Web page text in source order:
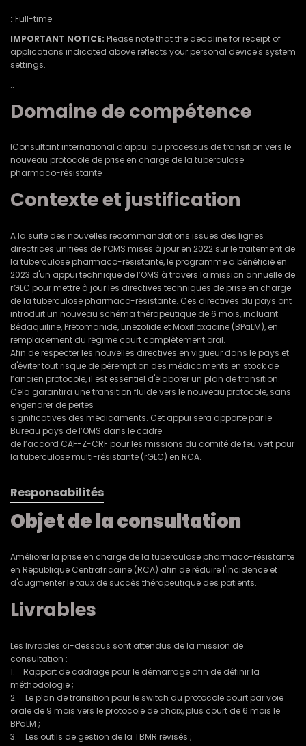
: Full-time
IMPORTANT NOTICE: Please note that the deadline for receipt of
applications indicated above reflects your personal device's system
settings.
..
Domaine de compétence
IConsultant international d'appui au processus de transition vers le
nouveau protocole de prise en charge de la tuberculose
pharmaco-résistante
Contexte et justification
A la suite des nouvelles recommandations issues des lignes
directrices unifiées de l’OMS mises à jour en 2022 sur le traitement de
la tuberculose pharmaco-résistante, le programme a bénéficié en
2023 d'un appui technique de l’OMS à travers la mission annuelle de
rGLC pour mettre à jour les directives techniques de prise en charge
de la tuberculose pharmaco-résistante. Ces directives du pays ont
introduit un nouveau schéma thérapeutique de 6 mois, incluant
Bédaquiline, Prétomanide, Linézolide et Moxifloxacine (BPaLM), en
remplacement du régime court complètement oral.
Afin de respecter les nouvelles directives en vigueur dans le pays et
d'éviter tout risque de péremption des médicaments en stock de
l’ancien protocole, il est essentiel d'élaborer un plan de transition.
Cela garantira une transition fluide vers le nouveau protocole, sans
engendrer de pertes
significatives des médicaments. Cet appui sera apporté par le
Bureau pays de l’OMS dans le cadre
de l’accord CAF-Z-CRF pour les missions du comité de feu vert pour
la tuberculose multi-résistante (rGLC) en RCA.
Responsabilités
Objet de la consultation
Améliorer la prise en charge de la tuberculose pharmaco-résistante
en République Centrafricaine (RCA) afin de réduire l'incidence et
d'augmenter le taux de succès thérapeutique des patients.
Livrables
Les livrables ci-dessous sont attendus de la mission de
consultation :
1. Rapport de cadrage pour le démarrage afin de définir la
méthodologie ;
2. Le plan de transition pour le switch du protocole court par voie
orale de 9 mois vers le protocole de choix, plus court de 6 mois le
BPaLM ;
3. Les outils de gestion de la TBMR révisés ;